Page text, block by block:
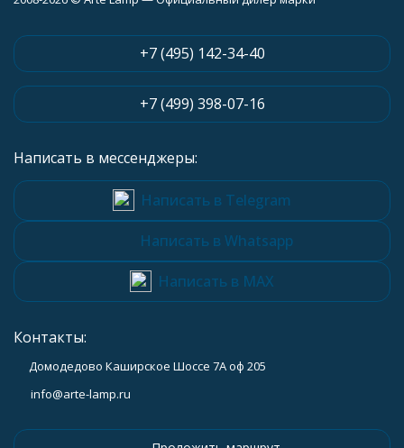
+7 (495) 142-34-40
+7 (499) 398-07-16
Написать в мессенджеры:
Написать в Telegram
Написать в Whatsapp
Написать в MAX
Контакты:
Домодедово Каширское Шоссе 7А оф 205
info@arte-lamp.ru